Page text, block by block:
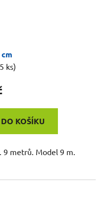
ks)
DO KOŠÍKU
9 metrů. Model 9 m.